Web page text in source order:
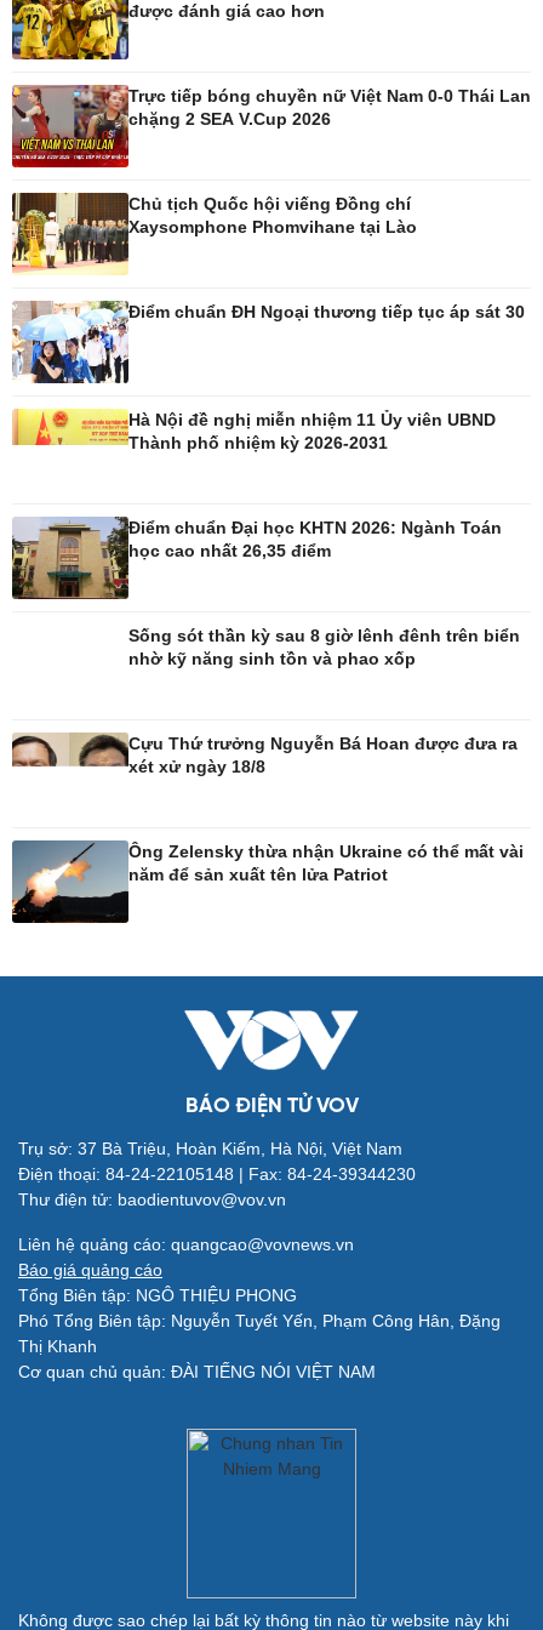
Ô tô - Xe máy
Ô tô
Xe máy
Tư vấn
Thông tin doanh nghiệp
Doanh nghiệp 24h
Doanh nhân
Sành điệu
Tin Công nghệ
Trải nghiệm
Chuyển đổi số
Cây thuốc
Làm đẹp - giảm cân
Phòng mạch online
Đời sống
Di sản
Nghệ sĩ
Thời trang
Sao Việt
check-in
được đánh giá cao hơn
Trực tiếp bóng chuyền nữ Việt Nam 0-0 Thái Lan
chặng 2 SEA V.Cup 2026
Chủ tịch Quốc hội viếng Đồng chí
Xaysomphone Phomvihane tại Lào
Điểm chuẩn ĐH Ngoại thương tiếp tục áp sát 30
Hà Nội đề nghị miễn nhiệm 11 Ủy viên UBND
Thành phố nhiệm kỳ 2026-2031
Điểm chuẩn Đại học KHTN 2026: Ngành Toán
học cao nhất 26,35 điểm
Sống sót thần kỳ sau 8 giờ lênh đênh trên biển
nhờ kỹ năng sinh tồn và phao xốp
Cựu Thứ trưởng Nguyễn Bá Hoan được đưa ra
xét xử ngày 18/8
Ông Zelensky thừa nhận Ukraine có thể mất vài
năm để sản xuất tên lửa Patriot
BÁO ĐIỆN TỬ VOV
Trụ sở: 37 Bà Triệu, Hoàn Kiếm, Hà Nội, Việt Nam
Điện thoại: 84-24-22105148 | Fax: 84-24-39344230
Thư điện tử: baodientuvov@vov.vn
Liên hệ quảng cáo: quangcao@vovnews.vn
Báo giá quảng cáo
Tổng Biên tập: NGÔ THIỆU PHONG
Phó Tổng Biên tập: Nguyễn Tuyết Yến, Phạm Công Hân, Đặng
Thị Khanh
Cơ quan chủ quản: ĐÀI TIẾNG NÓI VIỆT NAM
Không được sao chép lại bất kỳ thông tin nào từ website này khi